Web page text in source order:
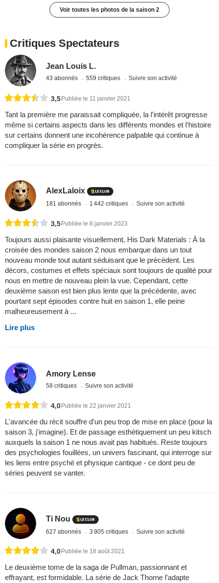
Voir toutes les photos de la saison 2
Critiques Spectateurs
Jean Louis L.
43 abonnés 559 critiques Suivre son activité
3,5Publiée le 11 janvier 2021
Tant la première me paraissait compliquée, la l'intérêt progresse
même si certains aspects dans les différents mondes et l'histoire
sur certains donnent une incohérence palpable qui continue à
compliquer la série en progrès.
AlexLaloix
181 abonnés 1 442 critiques Suivre son activité
3,5 Publiée le 8 janvier 2023
Toujours aussi plaisante visuellement, His Dark Materials : À la
croisée des mondes saison 2 nous embarque dans un tout
nouveau monde tout autant séduisant que le précédent. Les
décors, costumes et effets spéciaux sont toujours de qualité pour
nous en mettre de nouveau plein la vue. Cependant, cette
deuxième saison est bien plus lente que la précédente, avec
pourtant sept épisodes contre huit en saison 1, elle peine
malheureusement à ...
Lire plus
Amory Lense
58 critiques Suivre son activité
4,0 Publiée le 22 janvier 2021
L'avancée du récit souffre d'un peu trop de mise en place (pour la
saison 3, j'imagine). Et de passage esthétiquement un peu kitsch
auxquels la saison 1 ne nous avait pas habitués. Reste toujours
des psychologies fouillées, un univers fascinant, qui interroge sur
les liens entre psyché et physique cantique - ce dont peu de
séries peuvent se vanter.
Ti Nou
627 abonnés 3 905 critiques Suivre son activité
4,0 Publiée le 18 août 2021
Le deuxième tome de la saga de Pullman, passionnant et
effrayant, est formidable. La série de Jack Thorne l’adapte